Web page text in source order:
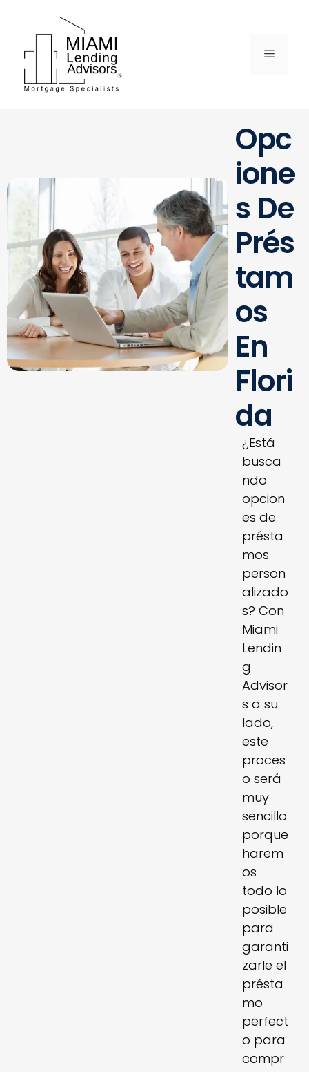
Opc
Ione
S De
Prés
Tam
Os
En
Flori
Da
¿Está
busca
ndo
opcion
es de
présta
mos
person
alizado
s? Con
Miami
Lendin
g
Advisor
s a su
lado,
este
proces
o será
muy
sencillo
porque
harem
os
todo lo
posible
para
garanti
zarle el
présta
mo
perfect
o para
compr